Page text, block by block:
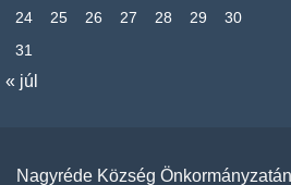
24
25 26 27 28 29
30
31
« júl
Nagyréde Község